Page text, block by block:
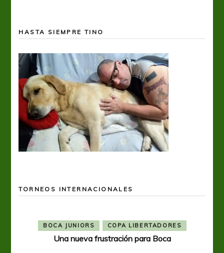
HASTA SIEMPRE TINO
TORNEOS INTERNACIONALES
BOCA JUNIORS COPA LIBERTADORES
Una nueva frustración para Boca